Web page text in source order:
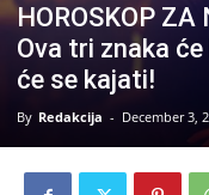
HOROSKOP ZA
Ova tri znaka
će se kajati!
By Redakcija - December 3,